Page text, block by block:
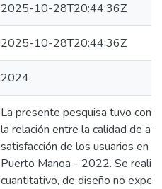
2025-10-28T20:44:36Z
2025-10-28T20:44:36Z
2024
La presente pesquisa tuvo
la relación entre la calidad de
satisfacción de los usuarios en
Puerto Manoa - 2022. Se
cuantitativo, de diseño no